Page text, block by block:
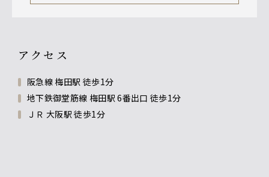
アクセス
阪急線 梅田駅 徒歩1分
地下鉄御堂筋線 梅田駅 6番出口 徒歩1分
ＪＲ 大阪駅 徒歩1分